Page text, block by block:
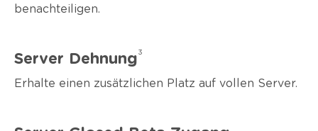
benachteiligen.
Server Dehnung 3
Erhalte einen zusätzlichen Platz auf vollen Server.